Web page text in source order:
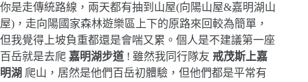
你是走傳統路線，兩天都有抽到山屋(向陽山屋&嘉明湖山
屋)，走向陽國家森林遊樂區上下的原路來回較為簡單，
但我覺得上坡負重都還是會喘又累。個人是不建議第一座
百岳就是去爬 嘉明湖步道 ! 雖然我同行隊友 戒茂斯上嘉
明湖 爬山，居然是他們百岳初體驗，但他們都是平常有